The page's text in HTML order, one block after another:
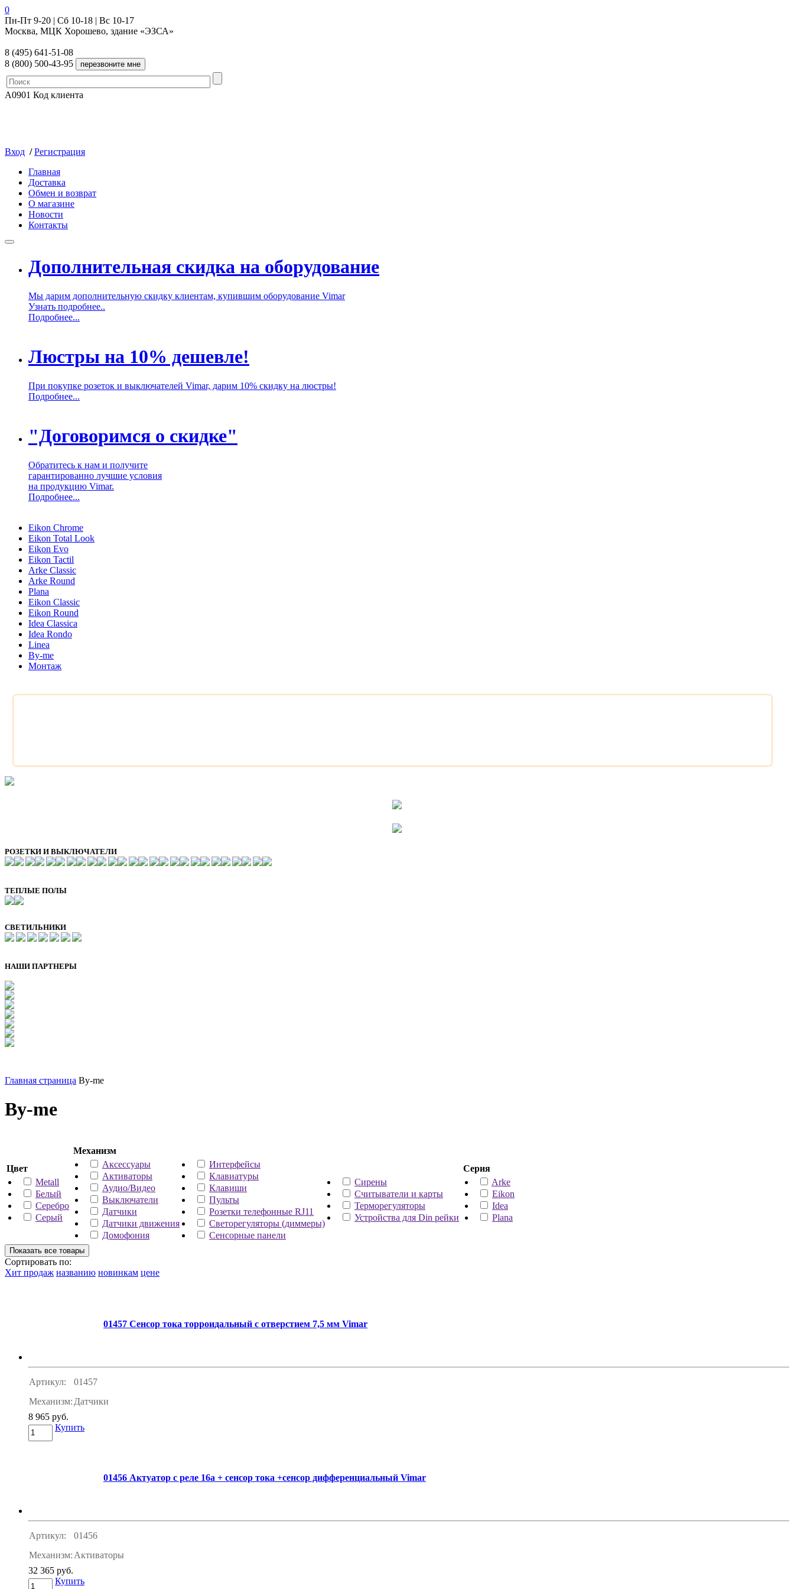
0
Пн-Пт 9-20 | Сб 10-18 | Вс 10-17
Москва, МЦК Хорошево, здание «ЭЗСА»
8 (495) 641-51-08
8 (800) 500-43-95
A0901 Код клиента
Вход / Регистрация
Главная
Доставка
Обмен и возврат
О магазине
Новости
Контакты
Дополнительная скидка на оборудование
Мы дарим дополнительную скидку клиентам, купившим оборудование Vimar
Узнать подробнее..
Подробнее...
Люстры на 10% дешевле!
При покупке розеток и выключателей Vimar, дарим 10% скидку на люстры!
Подробнее...
"Договоримся о скидке"
Обратитесь к нам и получите
гарантированно лучшие условия
на продукцию Vimar.
Подробнее...
Eikon Chrome
Eikon Total Look
Eikon Evo
Eikon Tactil
Arke Classic
Arke Round
Plana
Eikon Classic
Eikon Round
Idea Classica
Idea Rondo
Linea
By-me
Монтаж
РОЗЕТКИ И ВЫКЛЮЧАТЕЛИ
ТЕПЛЫЕ ПОЛЫ
СВЕТИЛЬНИКИ
НАШИ ПАРТНЕРЫ
Главная страница By-me
By-me
Цвет
Metall
Белый
Серебро
Серый
Механизм
Аксессуары
Активаторы
Аудио/Видео
Выключатели
Датчики
Датчики движения
Домофония
Интерфейсы
Клавиатуры
Клавиши
Пульты
Розетки телефонные RJ11
Светорегуляторы (диммеры)
Сенсорные панели
Сирены
Считыватели и карты
Терморегуляторы
Устройства для Din рейки
Серия
Arke
Eikon
Idea
Plana
Сортировать по:
Хит продаж названию новинкам цене
01457 Сенсор тока торроидальный с отверстием 7,5 мм Vimar
Артикул:
01457
Механизм: Датчики
8 965 руб.
Купить
01456 Актуатор с реле 16а + сенсор тока +сенсор дифференциальный Vimar
Артикул:
01456
Механизм: Активаторы
32 365 руб.
Купить